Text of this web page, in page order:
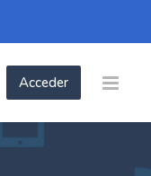
Acceder